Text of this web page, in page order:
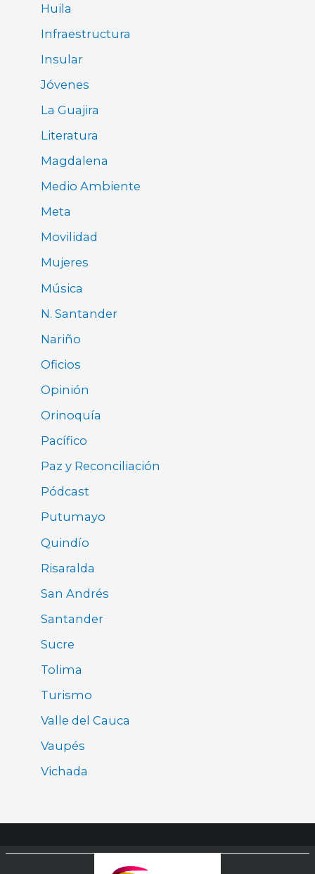
Huila
Infraestructura
Insular
Jóvenes
La Guajira
Literatura
Magdalena
Medio Ambiente
Meta
Movilidad
Mujeres
Música
N. Santander
Nariño
Oficios
Opinión
Orinoquía
Pacífico
Paz y Reconciliación
Pódcast
Putumayo
Quindío
Risaralda
San Andrés
Santander
Sucre
Tolima
Turismo
Valle del Cauca
Vaupés
Vichada